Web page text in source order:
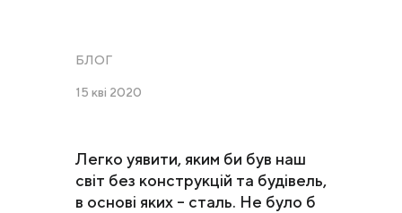
БЛОГ
15 кві 2020
Легко уявити, яким би був наш
світ без конструкцій та будівель,
в основі яких – сталь. Не було б